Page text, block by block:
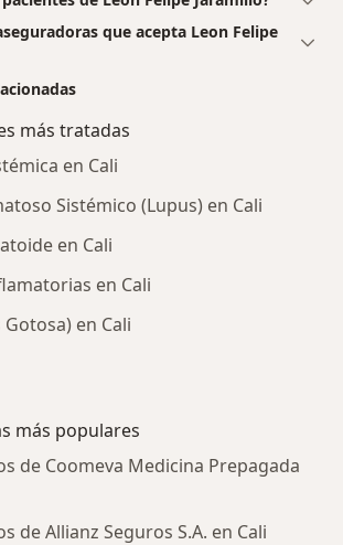
que acepta Leon Felipe
más tratadas
en Cali
Sistémico (Lupus) en Cali
en Cali
en Cali
en Cali
más populares
de Coomeva Medicina Prepagada
de Allianz Seguros S.A. en Cali